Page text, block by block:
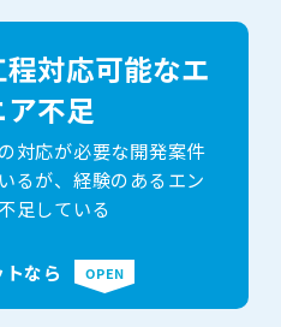
対応可能なエ
不足
対応が必要な開発案件
るが、 経験のあるエン
足している